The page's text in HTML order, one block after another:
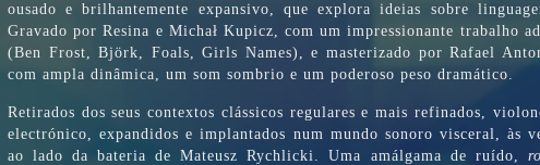
ousado e brilhantemente expansivo, que explora ideias sobre
Gravado por Resina e Michał Kupicz, com um impressionante trabalho
(Ben Frost, Björk, Foals, Girls Names), e masterizado por Rafael
com ampla dinâmica, um som sombrio e um poderoso peso dramático.
Retirados dos seus contextos clássicos regulares e mais refinados,
electrónico, expandidos e implantados num mundo sonoro visceral, às
ao lado da bateria de Mateusz Rychlicki. Uma amálgama de ruído,